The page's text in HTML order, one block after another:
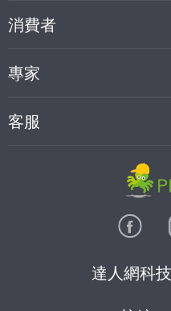
消費者
專家
客服
達人網科